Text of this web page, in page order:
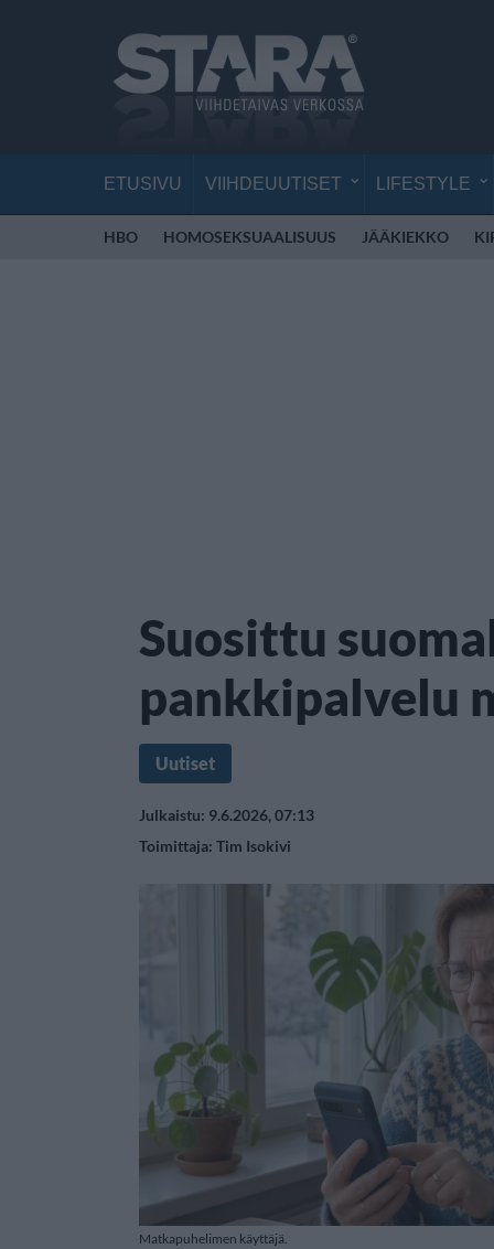
ETUSIVU VIIHDEUUTISET LIFESTYLE
HBO HOMOSEKSUAALISUUS JÄÄKIEKKO
Suosittu
pankkipalvelu
Uutiset
Julkaistu: 9.6.2026, 07:13
Toimittaja: Tim Isokivi
Matkapuhelimen käyttäjä.